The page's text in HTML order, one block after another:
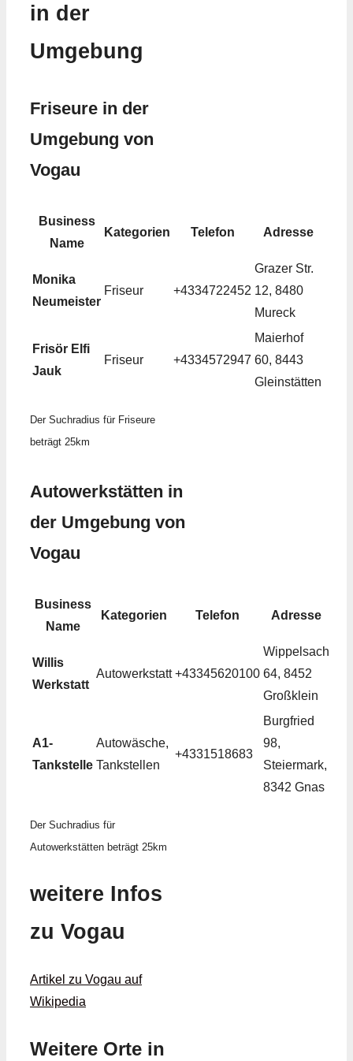
in der
Umgebung
Friseure in der
Umgebung von
Vogau
Business
Name
Kategorien Telefon Adresse
Monika
Neumeister
Friseur +4334722452
Grazer Str.
12, 8480
Mureck
Frisör Elfi
Jauk
Friseur +4334572947
Maierhof
60, 8443
Gleinstätten
Der Suchradius für Friseure
beträgt 25km
Autowerkstätten in
der Umgebung von
Vogau
Business
Name
Kategorien Telefon Adresse
Willis
Werkstatt
Autowerkstatt +43345620100
Wippelsach
64, 8452
Großklein
A1-
Tankstelle
Autowäsche,
Tankstellen
+4331518683
Burgfried
98,
Steiermark,
8342 Gnas
Der Suchradius für
Autowerkstätten beträgt 25km
weitere Infos
zu Vogau
Artikel zu Vogau auf
Wikipedia
Weitere Orte in